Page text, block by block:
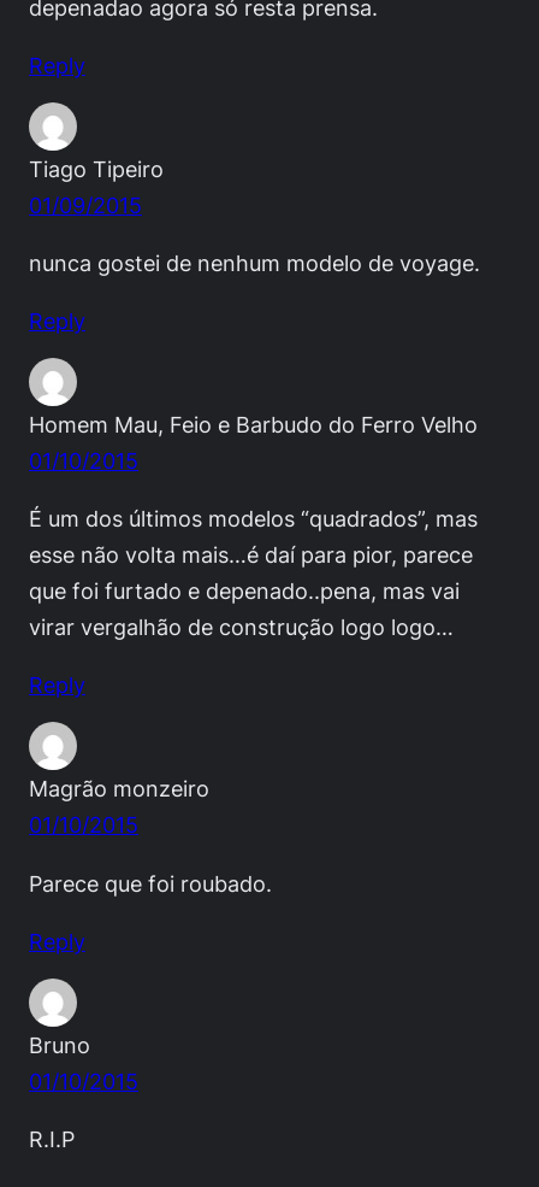
depenadao agora só resta prensa.
Reply
Tiago Tipeiro
01/09/2015
nunca gostei de nenhum modelo de voyage.
Reply
Homem Mau, Feio e Barbudo do Ferro Velho
01/10/2015
É um dos últimos modelos “quadrados”, mas
esse não volta mais…é daí para pior, parece
que foi furtado e depenado..pena, mas vai
virar vergalhão de construção logo logo…
Reply
Magrão monzeiro
01/10/2015
Parece que foi roubado.
Reply
Bruno
01/10/2015
R.I.P